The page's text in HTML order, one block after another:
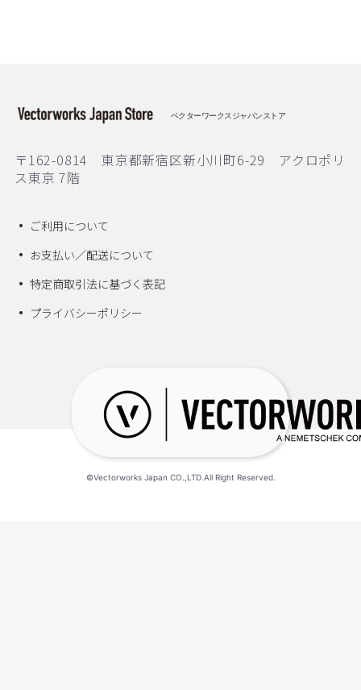
ベクターワークスジャパンストア
〒162-0814 東京都新宿区新小川町6-29 アクロポリ
ス東京 7階
ご利用について
お支払い／配送について
特定商取引法に基づく表記
プライバシーポリシー
©Vectorworks Japan CO.,LTD.All Right Reserved.